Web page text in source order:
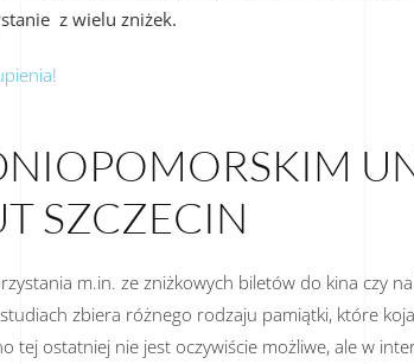
z wielu zniżek.
SZCZECIN
m.in. ze zniżkowych biletów do kina czy
zbiera różnego rodzaju pamiątki, które
tej ostatniej nie jest oczywiście możliwe, ale w